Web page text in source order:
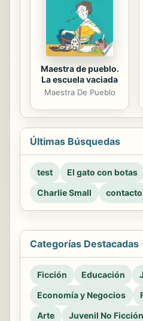
Maestra de pueblo.
La escuela vaciada
Maestra De Pueblo
Últimas Búsquedas
test El gato con botas
Charlie Small
contacto
Categorías Destacadas
Ficción Educación
Economía y Negocios
Arte
Juvenil No Ficción